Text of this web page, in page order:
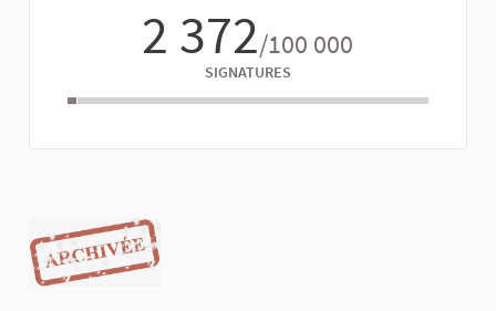
2 372/100 000
SIGNATURES